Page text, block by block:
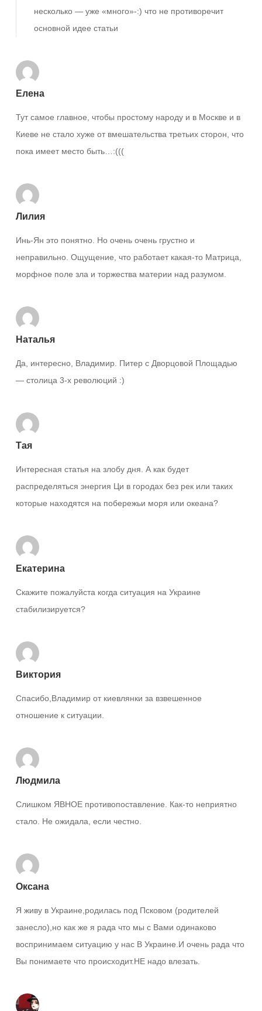
несколько — уже «много»-:) что не противоречит
основной идее статьи
Елена
Тут самое главное, чтобы простому народу и в Москве и в
Киеве не стало хуже от вмешательства третьих сторон, что
пока имеет место быть…:(((
Лилия
Инь-Ян это понятно. Но очень очень грустно и
неправильно. Ощущение, что работает какая-то Матрица,
морфное поле зла и торжества материи над разумом.
Наталья
Да, интересно, Владимир. Питер с Дворцовой Площадью
— столица 3-х революций :)
Тая
Интересная статья на злобу дня. А как будет
распределяться энергия Ци в городах без рек или таких
которые находятся на побережьи моря или океана?
Екатерина
Скажите пожалуйста когда ситуация на Украине
стабилизируется?
Виктория
Спасибо,Владимир от киевлянки за взвешенное
отношение к ситуации.
Людмила
Слишком ЯВНОЕ противопоставление. Как-то неприятно
стало. Не ожидала, если честно.
Оксана
Я живу в Украине,родилась под Псковом (родителей
занесло),но как же я рада что мы с Вами одинаково
воспринимаем ситуацию у нас В Украине.И очень рада что
Вы понимаете что происходит.НЕ надо влезать.